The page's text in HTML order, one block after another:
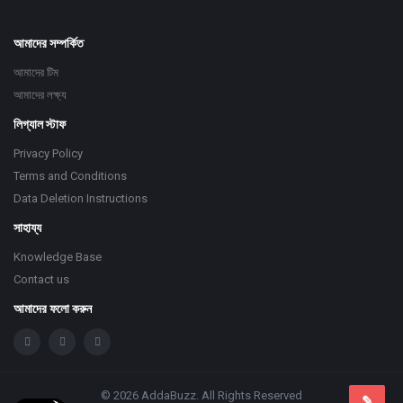
আমাদের সম্পর্কিত
আমাদের টিম
আমাদের লক্ষ্য
লিগ্যাল স্টাফ
Privacy Policy
Terms and Conditions
Data Deletion Instructions
সাহায্য
Knowledge Base
Contact us
আমাদের ফলো করুন
© 2026 AddaBuzz. All Rights Reserved